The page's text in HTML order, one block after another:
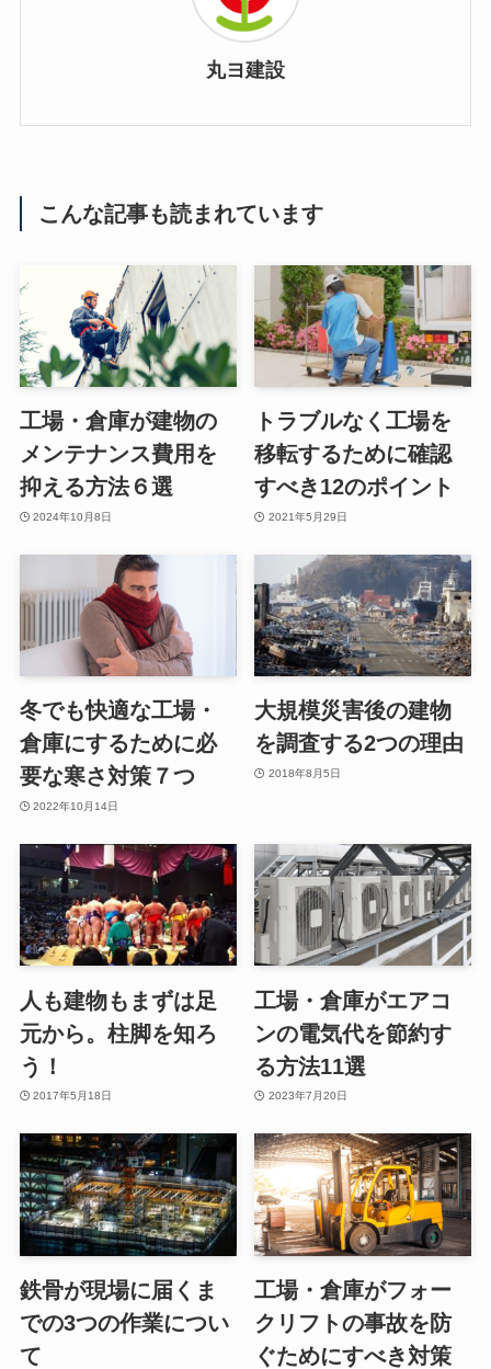
丸ヨ建設
こんな記事も読まれています
工場・倉庫が建物の
メンテナンス費用を
抑える方法６選
2024年10月8日
トラブルなく工場を
移転するために確認
すべき12のポイント
2021年5月29日
冬でも快適な工場・
倉庫にするために必
要な寒さ対策７つ
2022年10月14日
大規模災害後の建物
を調査する2つの理由
2018年8月5日
人も建物もまずは足
元から。柱脚を知ろ
う！
2017年5月18日
工場・倉庫がエアコ
ンの電気代を節約す
る方法11選
2023年7月20日
鉄骨が現場に届くま
での3つの作業につい
て
工場・倉庫がフォー
クリフトの事故を防
ぐためにすべき対策